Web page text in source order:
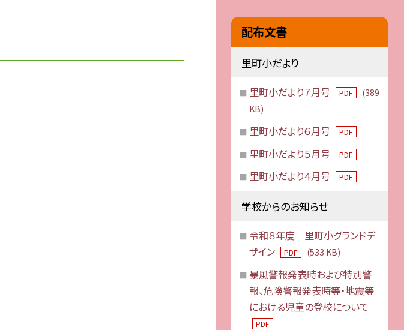
配布文書
里町小だより
里町小だより７月号 PDF
(389
KB)
里町小だより６月号 PDF
里町小だより５月号 PDF
里町小だより４月号 PDF
学校からのお知らせ
令和８年度 里町小グランドデ
ザイン
PDF (533 KB)
暴風警報発表時および特別警
報、危険警報発表時等・地震等
における児童の登校について
PDF